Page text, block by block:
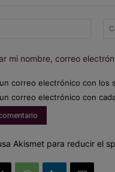
mi nombre, correo
correo electrónico con los
correo electrónico con
Akismet para reducir el